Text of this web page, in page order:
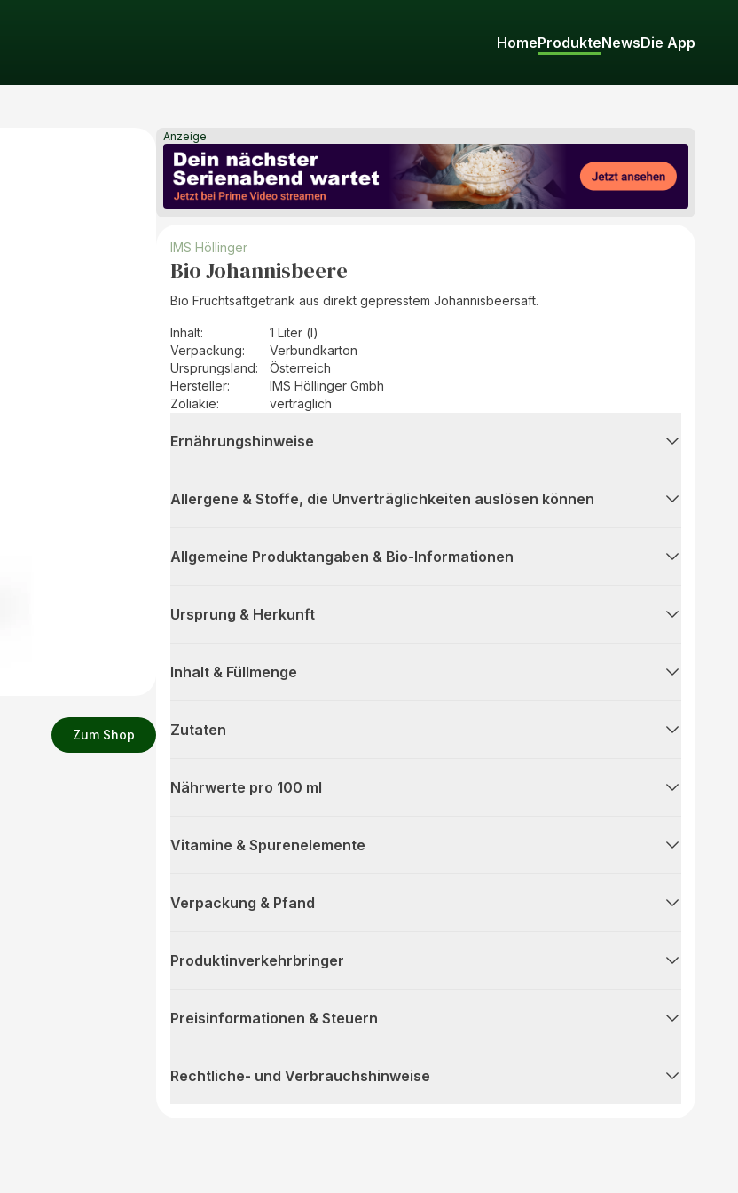
HomeProdukteNewsDie App
Zum Shop
Anzeige
IMS Höllinger
Bio Johannisbeere
Bio Fruchtsaftgetränk aus direkt gepresstem Johannisbeersaft.
Inhalt:
1 Liter (l)
Verpackung:
Verbundkarton
Ursprungsland:
Österreich
Hersteller:
IMS Höllinger Gmbh
Zöliakie:
verträglich
Ernährungshinweise
Allergene & Stoffe, die Unverträglichkeiten auslösen können
Allgemeine Produktangaben & Bio-Informationen
Ursprung & Herkunft
Inhalt & Füllmenge
Zutaten
Nährwerte pro 100 ml
Vitamine & Spurenelemente
Verpackung & Pfand
Produktinverkehrbringer
Preisinformationen & Steuern
Rechtliche- und Verbrauchshinweise